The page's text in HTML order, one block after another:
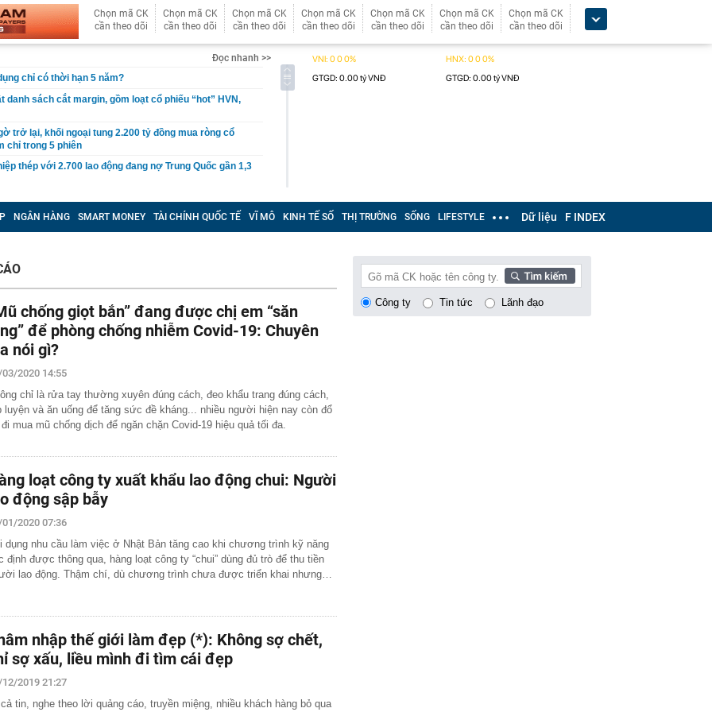
Chọn mã CK
cần theo dõi
Chọn mã CK
cần theo dõi
Chọn mã CK
cần theo dõi
Chọn mã CK
cần theo dõi
Chọn mã CK
cần theo dõi
Chọn mã CK
cần theo dõi
Chọn mã CK
cần theo dõi
Đọc nhanh >>
chỉ có thời hạn 5 năm?
danh sách cắt margin, gồm loạt cổ phiếu “hot” HVN,
trở lại, khối ngoại tung 2.200 tỷ đồng mua ròng cổ
chỉ trong 5 phiên
thép với 2.700 lao động đang nợ Trung Quốc gần 1,3
trọng đang trở lại trên thị trường chứng khoán
50 tuổi ăn cà tím mỗi ngày để chữa tiểu đường, 3 tháng
"Ông ăn gì thế?"
bố phim Tết 2027, nghe tên ai cũng quả quyết “chắc
giấu kín suốt 15 năm trên iPhone
nhiều gia đình không còn phơi quần áo ở ban công?
ngoài trời đang được dùng theo 1 cách rất khác
thuộc có khả năng tích tụ kim loại nặng, người Việt
gốc trước khi sử dụng
Lịch đi học trở lại của học sinh 34 tỉnh, thành phố sau kỳ
gắn bó khăng khít, con trẻ được hưởng lợi!
Crimea, phá hủy hệ thống phòng không 15 triệu USD
đốc Nhà hát Chèo Quân đội mua ô tô tặng sinh nhật
12 tuổi
"dính" gần 100 lần phạt nguội do chạy quá tốc độ quy
7/2026 vi phạm 21 lần
bực bội vì lộ tin về kho đạn dược Mỹ
Không khí tập thể dục sáng ở Việt Nam 'có tính gây
đón đợt nắng nóng mới, chấm dứt mưa dông
NGÂN HÀNG SMART MONEY TÀI CHÍNH QUỐC TẾ VĨ MÔ KINH TẾ SỐ THỊ TRƯỜNG SỐNG LIFESTYLE Dữ liệu F INDEX
chống giọt bắn” đang được chị em “săn
để phòng chống nhiễm Covid-19: Chuyên
nói gì?
2020 14:55
chỉ là rửa tay thường xuyên đúng cách, đeo khẩu trang đúng cách,
luyện và ăn uống để tăng sức đề kháng... nhiều người hiện nay còn đổ
mua mũ chống dịch để ngăn chặn Covid-19 hiệu quả tối đa.
loạt công ty xuất khẩu lao động chui: Người
động sập bẫy
2020 07:36
dụng nhu cầu làm việc ở Nhật Bản tăng cao khi chương trình kỹ năng
định được thông qua, hàng loạt công ty “chui” dùng đủ trò để thu tiền
lao động. Thậm chí, dù chương trình chưa được triển khai nhưng…
nhập thế giới làm đẹp (*): Không sợ chết,
sợ xấu, liều mình đi tìm cái đẹp
2019 21:27
tin, nghe theo lời quảng cáo, truyền miệng, nhiều khách hàng bỏ qua
Công ty Tin tức Lãnh đạo